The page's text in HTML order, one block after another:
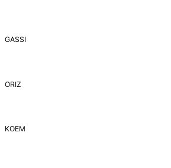
GASSI
ORIZ
ΚΟΕΜ